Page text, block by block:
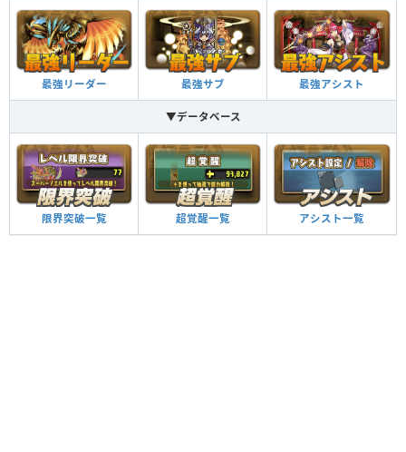
最強リーダー 最強サブ 最強アシスト
▼データベース
限界突破一覧 超覚醒一覧 アシスト一覧